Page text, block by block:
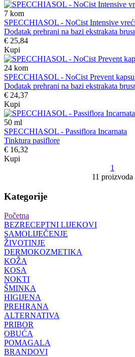
7 kom
SPECCHIASOL - NoCist Intensive
Dodatak prehrani na bazi ekstrakata
€ 25,84
Kupi
24 kom
SPECCHIASOL - NoCist Prevent
Dodatak prehrani na bazi ekstrakata
€ 24,37
Kupi
50 ml
SPECCHIASOL - Passiflora Incarnata
Tinktura pasiflore
€ 16,32
Kupi
1
11 proizvoda
Kategorije
Početna
BEZRECEPTNI LIJEKOVI
SAMOLIJEČENJE
ŽIVOTINJE
DERMOKOZMETIKA
KOŽA
KOSA
NOKTI
ŠMINKA
HIGIJENA
PREHRANA
ALTERNATIVA
PRIBOR
OBUĆA
POMAGALA
BRANDOVI